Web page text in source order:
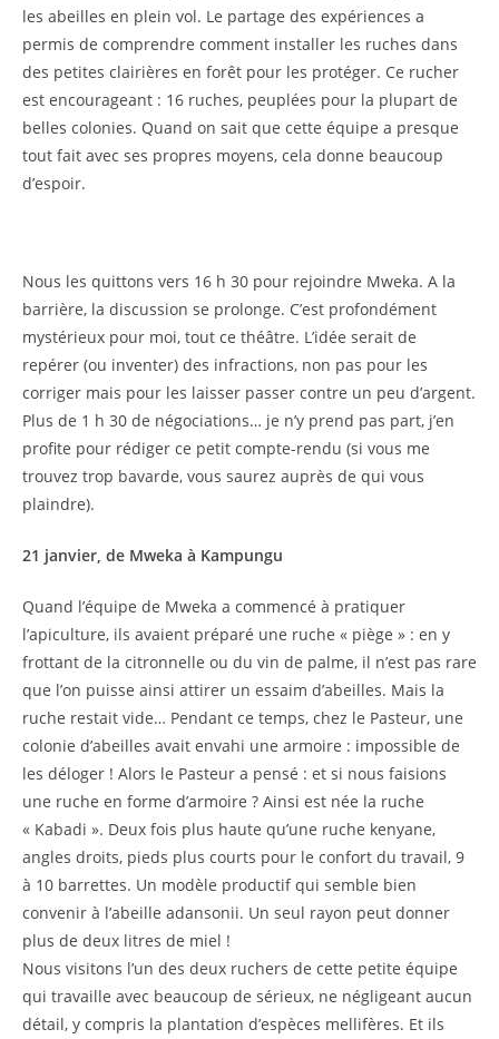
les abeilles en plein vol. Le partage des expériences a
permis de comprendre comment installer les ruches dans
des petites clairières en forêt pour les protéger. Ce rucher
est encourageant : 16 ruches, peuplées pour la plupart de
belles colonies. Quand on sait que cette équipe a presque
tout fait avec ses propres moyens, cela donne beaucoup
d’espoir.
Nous les quittons vers 16 h 30 pour rejoindre Mweka. A la
barrière, la discussion se prolonge. C’est profondément
mystérieux pour moi, tout ce théâtre. L’idée serait de
repérer (ou inventer) des infractions, non pas pour les
corriger mais pour les laisser passer contre un peu d’argent.
Plus de 1 h 30 de négociations… je n’y prend pas part, j’en
profite pour rédiger ce petit compte-rendu (si vous me
trouvez trop bavarde, vous saurez auprès de qui vous
plaindre).
21 janvier, de Mweka à Kampungu
Quand l’équipe de Mweka a commencé à pratiquer
l’apiculture, ils avaient préparé une ruche « piège » : en y
frottant de la citronnelle ou du vin de palme, il n’est pas rare
que l’on puisse ainsi attirer un essaim d’abeilles. Mais la
ruche restait vide… Pendant ce temps, chez le Pasteur, une
colonie d’abeilles avait envahi une armoire : impossible de
les déloger ! Alors le Pasteur a pensé : et si nous faisions
une ruche en forme d’armoire ? Ainsi est née la ruche
« Kabadi ». Deux fois plus haute qu’une ruche kenyane,
angles droits, pieds plus courts pour le confort du travail, 9
à 10 barrettes. Un modèle productif qui semble bien
convenir à l’abeille adansonii. Un seul rayon peut donner
plus de deux litres de miel !
Nous visitons l’un des deux ruchers de cette petite équipe
qui travaille avec beaucoup de sérieux, ne négligeant aucun
détail, y compris la plantation d’espèces mellifères. Et ils